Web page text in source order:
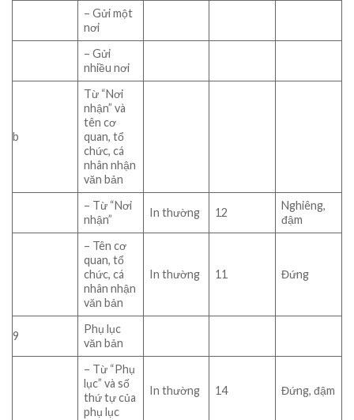
– Gửi một
nơi
– Gửi
nhiều nơi
b
Từ “Nơi
nhận” và
tên cơ
quan, tổ
chức, cá
nhân nhận
văn bản
– Từ “Nơi
nhận”
In thường 12
Nghiêng,
đậm
– Tên cơ
quan, tổ
chức, cá
nhân nhận
văn bản
In thường 11 Đứng
9
Phụ lục
văn bản
– Từ “Phụ
lục” và số
thứ tự của
phụ lục
In thường 14 Đứng, đậm